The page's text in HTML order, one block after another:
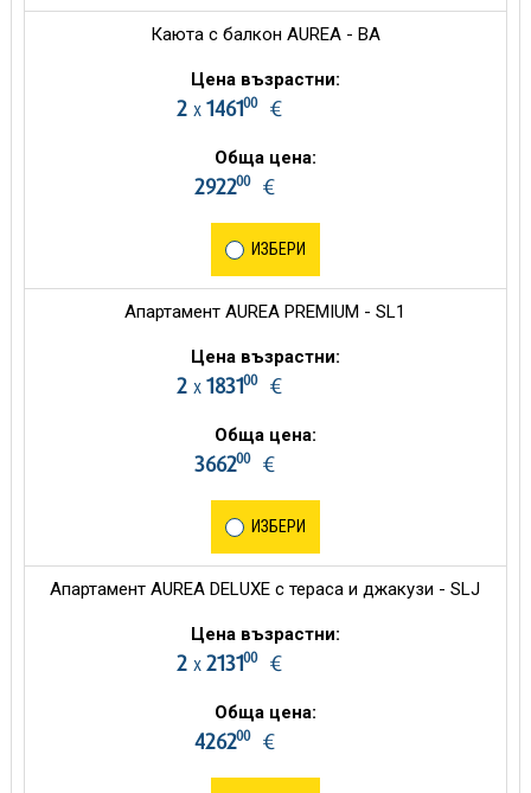
Каюта с балкон AUREA - BA
Цена възрастни:
2 х 146100€
Обща цена:
292200€
ИЗБЕРИ
Апартамент AUREA PREMIUM - SL1
Цена възрастни:
2 х 183100€
Обща цена:
366200€
ИЗБЕРИ
Апартамент AUREA DELUXE с тераса и джакузи - SLJ
Цена възрастни:
2 х 213100€
Обща цена:
426200€